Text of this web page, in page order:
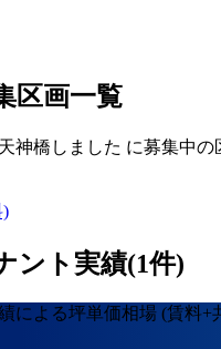
区画一覧
神橋しました に募集中の
)
ント実績(1件)
による坪単価相場 (賃料+